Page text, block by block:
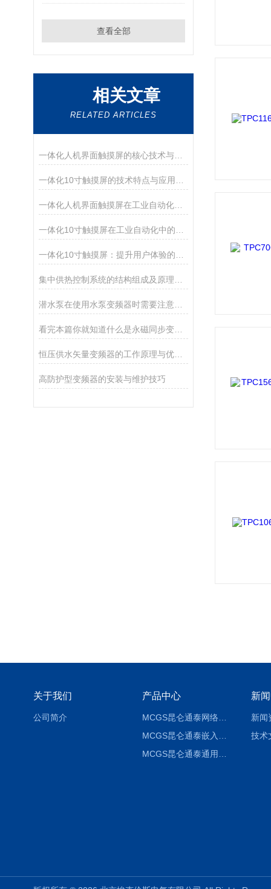
查看全部
相关文章
RELATED ARTICLES
一体化人机界面触摸屏的核心技术与应用场景
一体化人机界面触摸屏在工业自动化中的应用
潜水泵在使用水泵变频器时需要注意什么呢
看完本篇你就知道什么是永磁同步变频器了
恒压供水矢量变频器的工作原理与优化设计
高防护型变频器的安装与维护技巧
关于我们
公司简介
产品中心
MCGS昆仑通泰网络版组态软件报价
新
新闻
技术